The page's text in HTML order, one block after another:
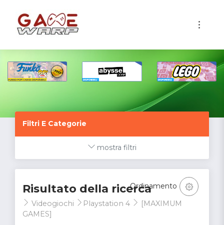
Filtri E Categorie
mostra filtri
Risultato della ricerca
Videogiochi Playstation 4
[MAXIMUM
GAMES]
Ordinamento